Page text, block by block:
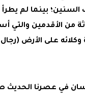
السنين؛ بينما لم
من الأقدمين
وكلائه على الأرض
في عصرنا الحديث